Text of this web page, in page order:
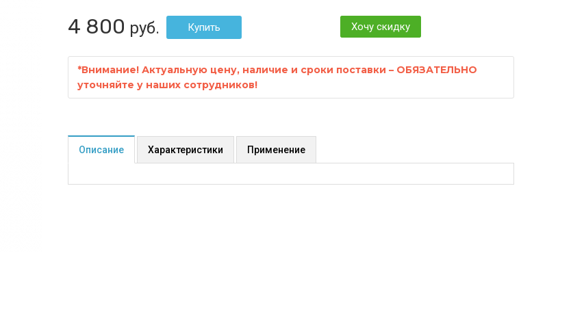
4 800 руб. Хочу скидку
*Внимание! Актуальную цену, наличие и сроки поставки – ОБЯЗАТЕЛЬНО
уточняйте у наших сотрудников!
Описание Характеристики Применение